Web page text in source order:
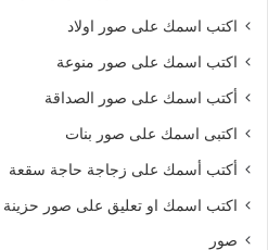
اكتب اسمك على صور اولاد
اكتب اسمك على صور منوعة
أكتب اسمك على صور الصداقة
اكتبى اسمك على صور بنات
أكتب أسمك على زجاجة حاجة سقعة
اكتب اسمك او تعليق على صور حزينة
صور